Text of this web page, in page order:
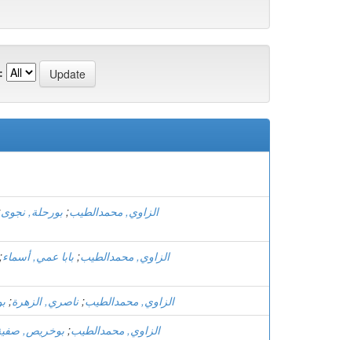
الزاوي, محمدالطيب; بورحلة, نجوى
الزاوي, محمدالطيب; بابا عمي, أسماء;
الزاوي, محمدالطيب;ناصري, الزهرة;
الزاوي, محمدالطيب;بوخريص,